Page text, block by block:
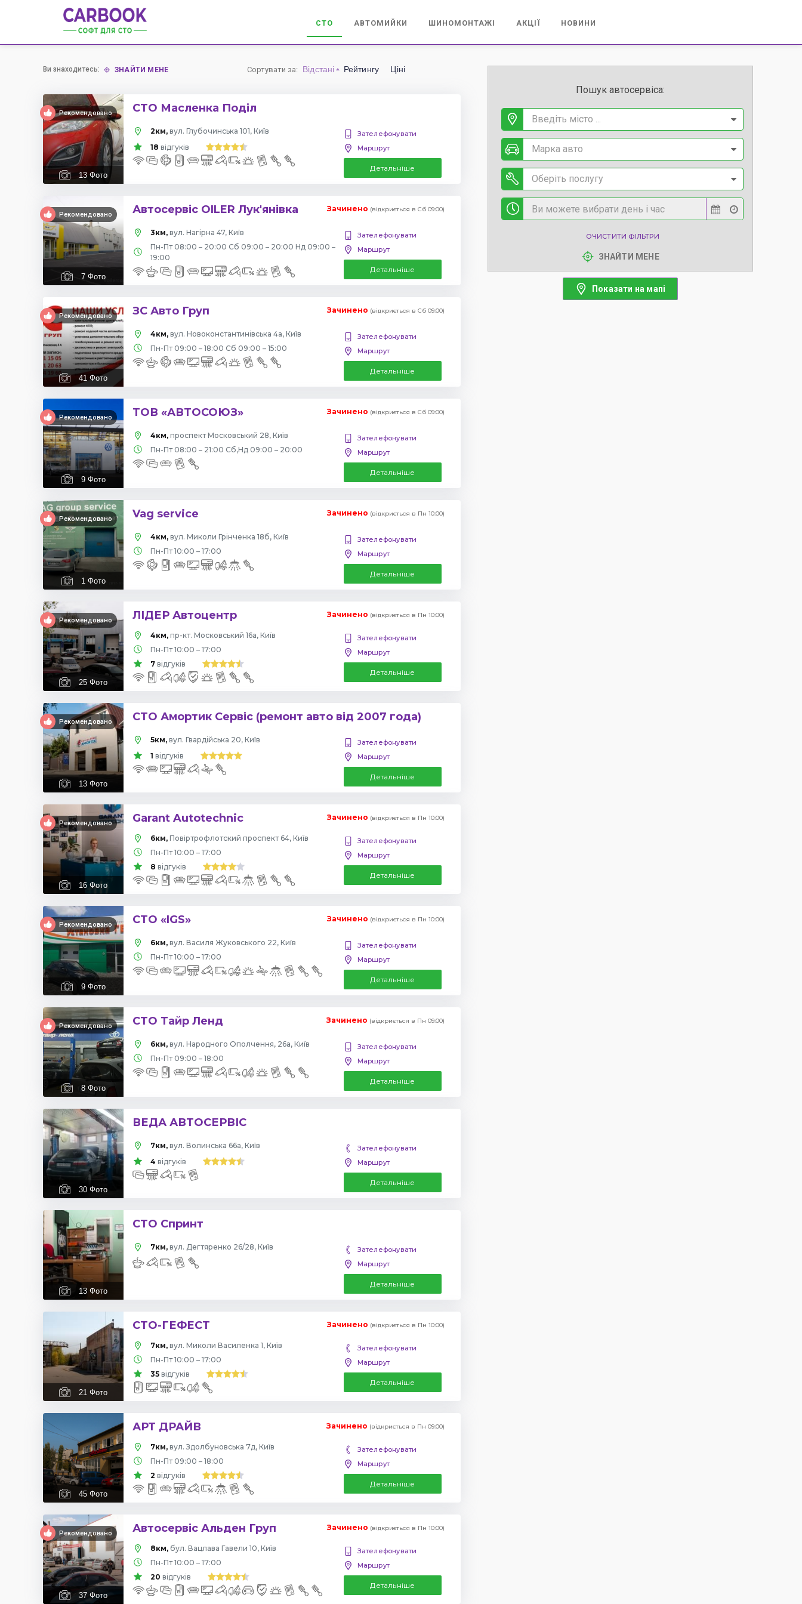
СТО АВТОМИЙКИ ШИНОМОНТАЖІ АКЦІЇ НОВИНИ
Ви знаходитесь: ЗНАЙТИ МЕНЕ Сортувати за: Відстані Рейтингу Ціні
Рекомендовано
13 Фото
СТО Масленка Поділ
2км, вул. Глубочинська 101, Київ
18 відгуків
Зателефонувати
Маршрут
Детальніше
Рекомендовано
7 Фото
Автосервіс OILER Лук'янівка Зачинено (відкриється в Сб 09:00)
3км, вул. Нагірна 47, Київ
Пн-Пт 08:00 – 20:00 Сб 09:00 – 20:00 Нд 09:00 –
19:00
Зателефонувати
Маршрут
Детальніше
Рекомендовано
41 Фото
ЗС Авто Груп Зачинено (відкриється в Сб 09:00)
4км, вул. Новоконстантинівська 4а, Київ
Пн-Пт 09:00 – 18:00 Сб 09:00 – 15:00
Зателефонувати
Маршрут
Детальніше
Рекомендовано
9 Фото
ТОВ «АВТОСОЮЗ» Зачинено (відкриється в Сб 09:00)
4км, проспект Московський 28, Київ
Пн-Пт 08:00 – 21:00 Сб,Нд 09:00 – 20:00
Зателефонувати
Маршрут
Детальніше
Рекомендовано
1 Фото
Vag service Зачинено (відкриється в Пн 10:00)
4км, вул. Миколи Грінченка 18б, Київ
Пн-Пт 10:00 – 17:00
Зателефонувати
Маршрут
Детальніше
Рекомендовано
25 Фото
ЛІДЕР Автоцентр Зачинено (відкриється в Пн 10:00)
4км, пр-кт. Московський 16а, Київ
Пн-Пт 10:00 – 17:00
7 відгуків
Зателефонувати
Маршрут
Детальніше
Рекомендовано
13 Фото
СТО Амортик Сервіс (ремонт авто від 2007 года)
5км, вул. Гвардійська 20, Київ
1 відгуків
Зателефонувати
Маршрут
Детальніше
Рекомендовано
16 Фото
Garant Autotechnic Зачинено (відкриється в Пн 10:00)
6км,
Повіртрофлотский проспект 64, Київ
Пн-Пт 10:00 – 17:00
8 відгуків
Зателефонувати
Маршрут
Детальніше
Рекомендовано
9 Фото
СТО «IGS» Зачинено (відкриється в Пн 10:00)
6км, вул. Василя Жуковського 22, Київ
Пн-Пт 10:00 – 17:00
Зателефонувати
Маршрут
Детальніше
Рекомендовано
8 Фото
СТО Тайр Ленд Зачинено (відкриється в Пн 09:00)
6км, вул. Народного Ополчення, 26а, Київ
Пн-Пт 09:00 – 18:00
Зателефонувати
Маршрут
Детальніше
30 Фото
ВЕДА АВТОСЕРВІС
7км, вул. Волинська 66а, Київ
4 відгуків
Зателефонувати
Маршрут
Детальніше
13 Фото
СТО Спринт
7км, вул. Дегтяренко 26/28, Київ
Зателефонувати
Маршрут
Детальніше
21 Фото
СТО-ГЕФЕСТ Зачинено (відкриється в Пн 10:00)
7км, вул. Миколи Василенка 1, Київ
Пн-Пт 10:00 – 17:00
35 відгуків
Зателефонувати
Маршрут
Детальніше
45 Фото
АРТ ДРАЙВ Зачинено (відкриється в Пн 09:00)
7км, вул. Здолбуновська 7д, Київ
Пн-Пт 09:00 – 18:00
2 відгуків
Зателефонувати
Маршрут
Детальніше
Рекомендовано
37 Фото
Автосервіс Альден Груп Зачинено (відкриється в Пн 10:00)
8км, бул. Вацлава Гавели 10, Київ
Пн-Пт 10:00 – 17:00
20 відгуків
Зателефонувати
Маршрут
Детальніше
Пошук автосервіса:
Введіть місто ...
Марка авто
Оберіть послугу
ОЧИСТИТИ ФІЛЬТРИ
ЗНАЙТИ МЕНЕ
Показати на мапі